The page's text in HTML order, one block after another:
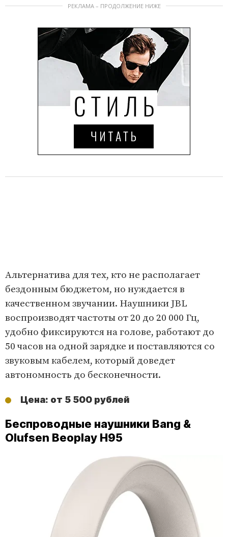
РЕКЛАМА – ПРОДОЛЖЕНИЕ НИЖЕ
Альтернатива для тех, кто не располагает
бездонным бюджетом, но нуждается в
качественном звучании. Наушники JBL
воспроизводят частоты от 20 до 20 000 Гц,
удобно фиксируются на голове, работают до
50 часов на одной зарядке и поставляются со
звуковым кабелем, который доведет
автономность до бесконечности.
Цена: от 5 500 рублей
Беспроводные наушники Bang &
Olufsen Beoplay H95